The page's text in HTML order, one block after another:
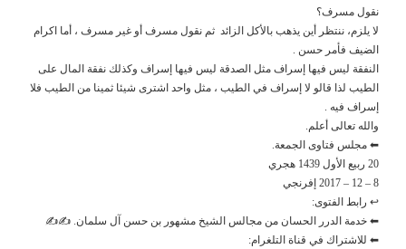
نقول مسرف؟
لا يلزم، ننتظر أين يذهب بالأكل الزائد ثم نقول مسرف أو غير مسرف ، أما اكرام
الضيف فأمر حسن .
النفقة ليس فيها إسراف مثل الصدقة ليس فيها إسراف وكذلك نفقة المال على
الطيب لذا قالو لا إسراف في الطيب ، مثل واحد اشترى شيئا ثمينا من الطيب فلا
إسراف فيه .
والله تعالى أعلم.
⬅ مجلس فتاوى الجمعة.
20 ربيع الأول 1439 هجري
8 – 12 – 2017 إفرنجي
↩ رابط الفتوى:
⬅ خدمة الدرر الحسان من مجالس الشيخ مشهور بن حسن آل سلمان. ✍✍
⬅ للاشتراك في قناة التلغرام: